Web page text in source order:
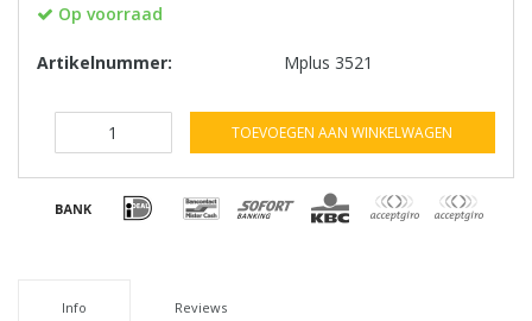
Op voorraad
Artikelnummer: Mplus 3521
TOEVOEGEN AAN WINKELWAGEN
Info Reviews